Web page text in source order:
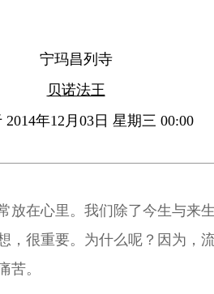
宁玛昌列寺
贝诺法王
2014年12月03日 星期三 00:00
放在心里。我们除了今生与来
，很重要。为什么呢？因为，
苦。